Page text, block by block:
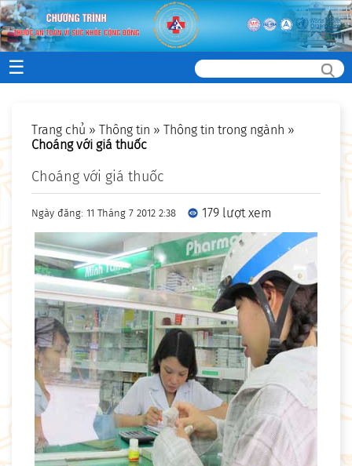
☰
Trang chủ » Thông tin » Thông tin trong ngành »
Choáng với giá thuốc
Choáng với giá thuốc
Ngày đăng: 11 Tháng 7 2012 2:38 179 lượt xem